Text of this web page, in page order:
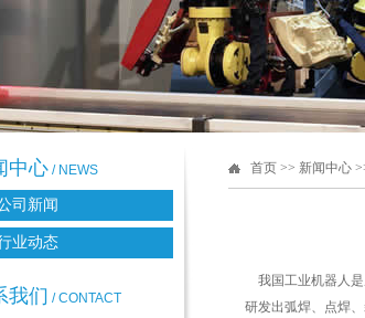
中心 / NEWS
司新闻
业动态
我们 / CONTACT
首页 >> 新闻中心
我国工业机器人是
研发出弧焊、点焊